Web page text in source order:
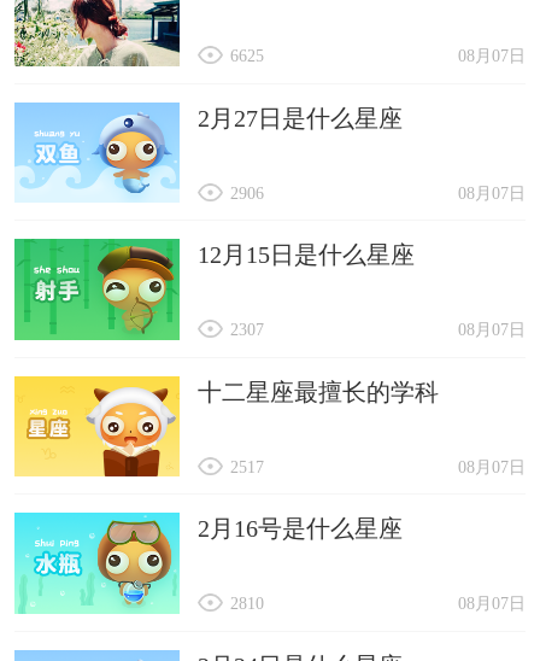
08月07日
6625
2月27日是什么星座
08月07日
2906
12月15日是什么星座
08月07日
2307
十二星座最擅长的学科
08月07日
2517
2月16号是什么星座
08月07日
2810